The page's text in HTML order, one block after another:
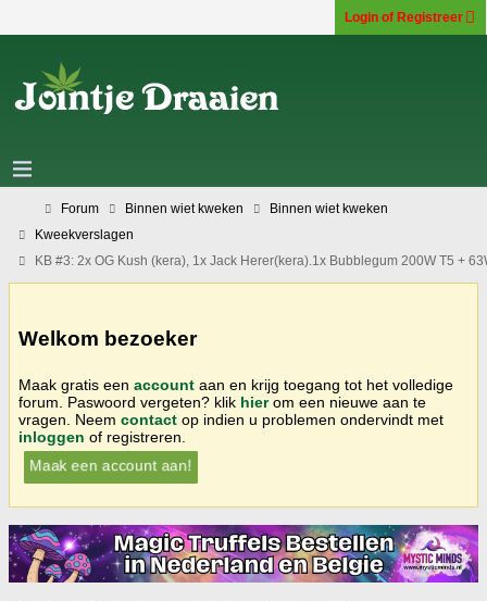
Login of Registreer
Forum Binnen wiet kweken
Binnen wiet kweken
Kweekverslagen
KB #3: 2x OG Kush (kera), 1x Jack Herer(kera).1x Bubblegum 200W T5 +
Welkom bezoeker
Maak gratis een account aan en krijg toegang tot het volledige
forum. Paswoord vergeten? klik hierom een nieuwe aan te
vragen. Neem contact op indien u problemen ondervindt met
inloggen of registreren.
Maak een account aan!